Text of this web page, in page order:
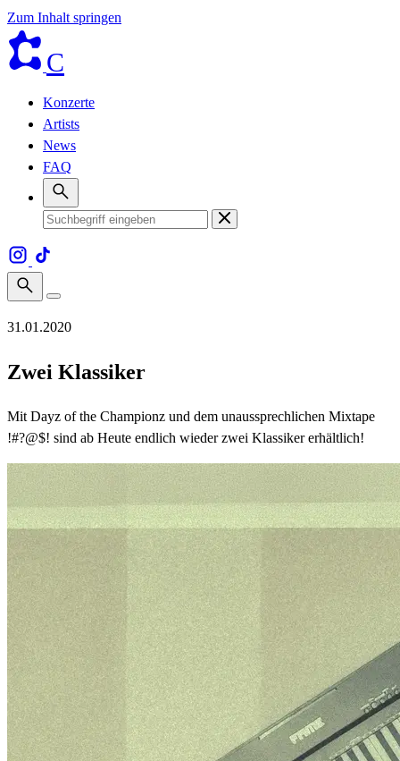
Zum Inhalt springen
C
Konzerte
Artists
News
FAQ
31.01.2020
Zwei Klassiker
Mit Dayz of the Championz und dem unaussprechlichen Mixtape
!#?@$! sind ab Heute endlich wieder zwei Klassiker erhältlich!